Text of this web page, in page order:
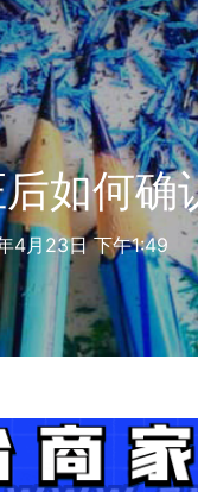
如何确
4月23日 下午1:49